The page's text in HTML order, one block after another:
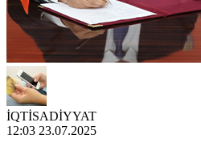
İQTİSADİYYAT
12:03 23.07.2025